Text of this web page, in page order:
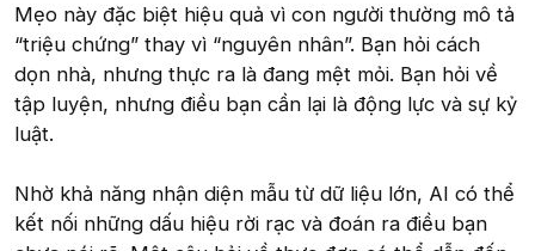
Mẹo này đặc biệt hiệu quả vì con người thường mô tả
“triệu chứng” thay vì “nguyên nhân”. Bạn hỏi cách
dọn nhà, nhưng thực ra là đang mệt mỏi. Bạn hỏi về
tập luyện, nhưng điều bạn cần lại là động lực và sự kỷ
luật.
Nhờ khả năng nhận diện mẫu từ dữ liệu lớn, AI có thể
kết nối những dấu hiệu rời rạc và đoán ra điều bạn